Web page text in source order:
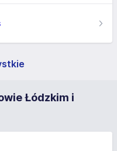
Łódzkim i